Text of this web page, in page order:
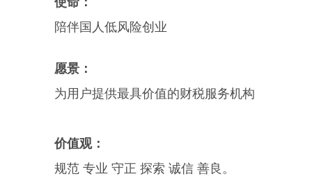
陪伴国人低风险创业
愿景：
为用户提供最具价值的财税服务机构
价值观：
规范 专业 守正 探索 诚信 善良。